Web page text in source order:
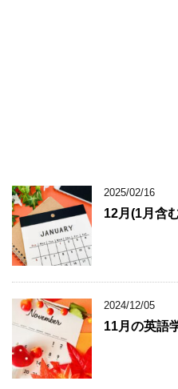
2025/02/16
12月(1月含
2024/12/05
11月の英語